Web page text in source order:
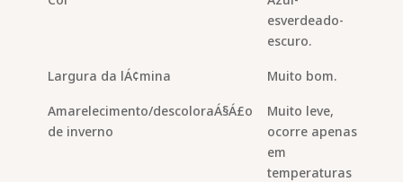
esverdeado-
escuro.
Largura da lÁ¢mina Muito bom.
Amarelecimento/descoloraÁ§Á£o
de inverno
Muito leve,
ocorre apenas
em
temperaturas